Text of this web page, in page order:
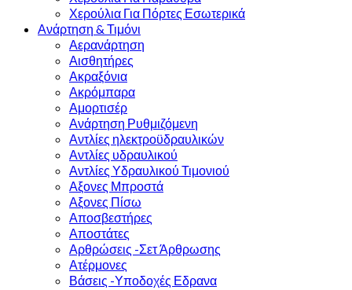
Χερούλια Για Πόρτες Εσωτερικά
Ανάρτηση & Τιμόνι
Αερανάρτηση
Αισθητήρες
Ακραξόνια
Ακρόμπαρα
Αμορτισέρ
Ανάρτηση Ρυθμιζόμενη
Αντλίες ηλεκτροϋδραυλικών
Αντλίες υδραυλικού
Αντλίες Υδραυλικού Τιμονιού
Αξονες Μπροστά
Αξονες Πίσω
Αποσβεστήρες
Αποστάτες
Αρθρώσεις -Σετ Άρθρωσης
Ατέρμονες
Βάσεις -Υποδοχές Εδρανα